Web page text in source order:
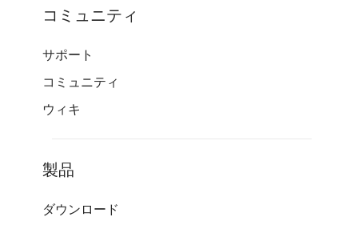
コミュニティ
サポート
コミュニティ
ウィキ
製品
ダウンロード